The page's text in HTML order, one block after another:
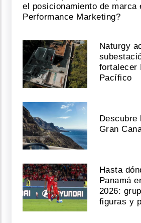
el posicionamiento de marca
Performance Marketing?
Naturgy
fortalecer
Pacífico
Descubre
Gran
Hasta
Panamá
2026:
figuras y